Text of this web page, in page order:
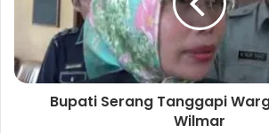
Bupati Serang Tanggapi
Wilmar